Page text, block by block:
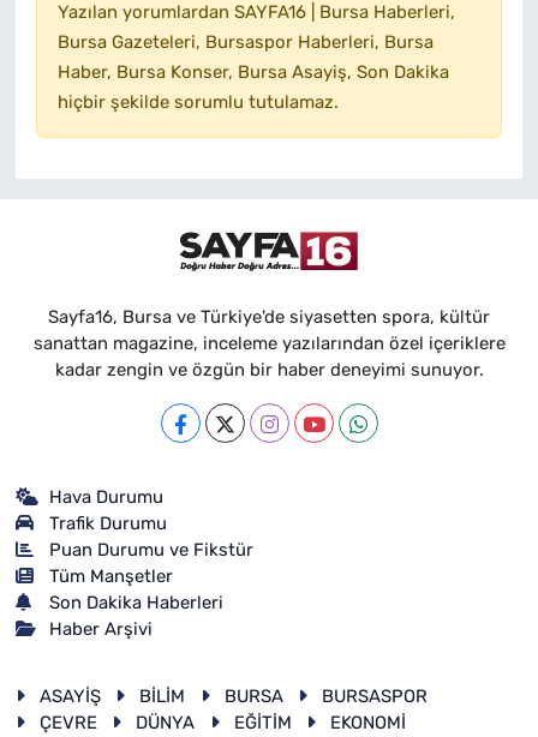
Yazılan yorumlardan SAYFA16 | Bursa Haberleri,
Bursa Gazeteleri, Bursaspor Haberleri, Bursa
Haber, Bursa Konser, Bursa Asayiş, Son Dakika
hiçbir şekilde sorumlu tutulamaz.
Sayfa16, Bursa ve Türkiye'de siyasetten spora, kültür
sanattan magazine, inceleme yazılarından özel içeriklere
kadar zengin ve özgün bir haber deneyimi sunuyor.
Hava Durumu
Trafik Durumu
Puan Durumu ve Fikstür
Tüm Manşetler
Son Dakika Haberleri
Haber Arşivi
ASAYİŞ BİLİM BURSA
BURSASPOR
ÇEVRE
DÜNYA EĞİTİM EKONOMİ